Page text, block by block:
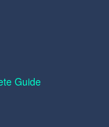
Guide